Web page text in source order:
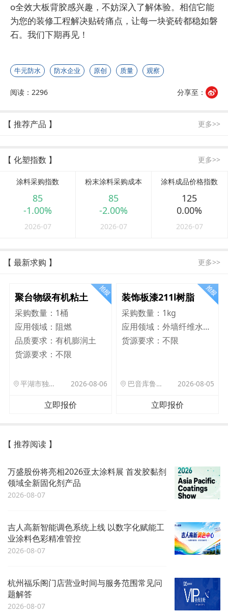
o全效大板背胶感兴趣，不妨深入了解体验。相信它能
为您的装修工程解决贴砖痛点，让每一块瓷砖都稳如磐
石。我们下期再见！
牛元防水 防水企业 原创 质量 观察
阅读：2296 分享至：
【 推荐产品 】 更多>>
【 化塑指数 】 更多>>
涂料采购指数
85
-1.00%
2026-07
粉末涂料采购成本
85
-2.00%
2026-07
涂料成品价格指数
125
0.00%
2026-07
【 最新求购 】 更多>>
聚台物级有机粘土
采购数量： 1桶
应用领域： 阻燃
品质要求： 有机膨润土
货源要求： 不限
平湖市独山港镇集港路 589 号 2026-08-06
立即报价
装饰板漆211l树脂
采购数量： 1kg
应用领域：
外墙纤维水泥板
货源要求：不限
巴音库鲁提镇,托帕口岸六号库房 2026-08-05
立即报价
【 推荐阅读 】
万盛股份将亮相2026亚太涂料展 首发胶黏剂
领域全新固化剂产品
2026-08-07
吉人高新智能调色系统上线 以数字化赋能工
业涂料色彩精准管控
2026-08-07
杭州福乐阁门店营业时间与服务范围常见问
题解答
2026-08-07